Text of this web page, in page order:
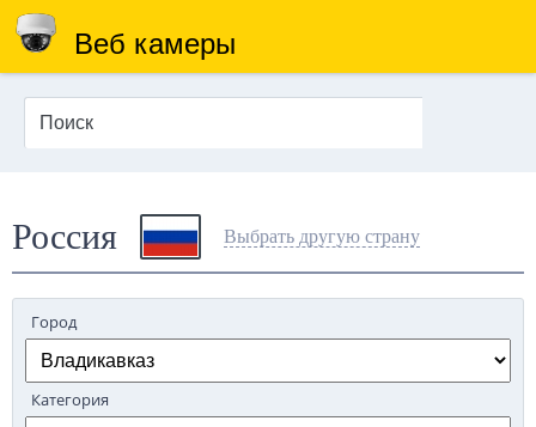
Веб камеры
Россия Выбрать другую страну
Город
Категория